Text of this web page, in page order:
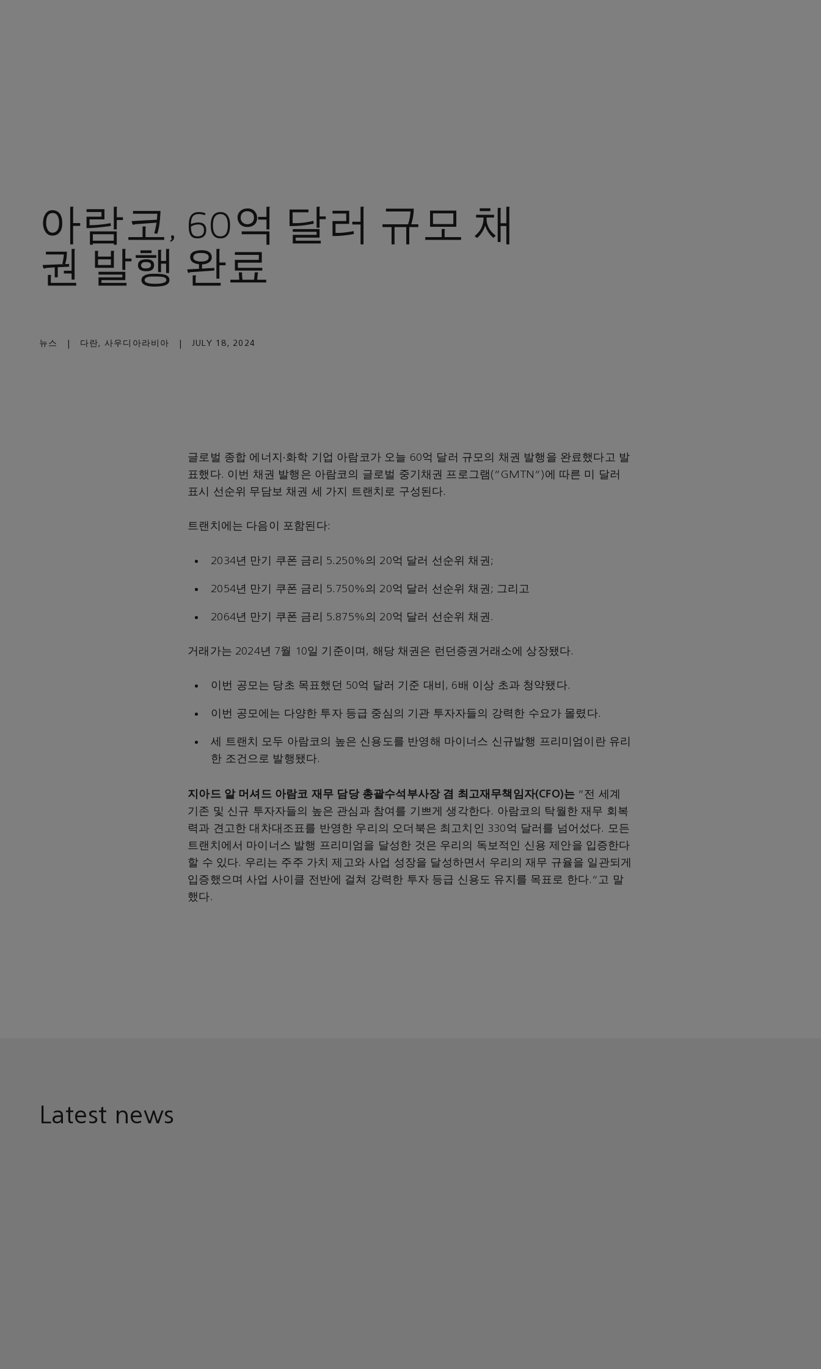
아람코, 60억 달러 규모 채
권 발행 완료
뉴스 다란, 사우디아라비아 JULY 18, 2024
글로벌 종합 에너지∙화학 기업 아람코가 오늘 60억 달러 규모의 채권 발행을 완료했다고 발
표했다. 이번 채권 발행은 아람코의 글로벌 중기채권 프로그램(“GMTN”)에 따른 미 달러
표시 선순위 무담보 채권 세 가지 트랜치로 구성된다.
트랜치에는 다음이 포함된다:
2034년 만기 쿠폰 금리 5.250%의 20억 달러 선순위 채권;
2054년 만기 쿠폰 금리 5.750%의 20억 달러 선순위 채권; 그리고
2064년 만기 쿠폰 금리 5.875%의 20억 달러 선순위 채권.
거래가는 2024년 7월 10일 기준이며, 해당 채권은 런던증권거래소에 상장됐다.
이번 공모는 당초 목표했던 50억 달러 기준 대비, 6배 이상 초과 청약됐다.
이번 공모에는 다양한 투자 등급 중심의 기관 투자자들의 강력한 수요가 몰렸다.
세 트랜치 모두 아람코의 높은 신용도를 반영해 마이너스 신규발행 프리미엄이란 유리
한 조건으로 발행됐다.
지아드 알 머셔드 아람코 재무 담당 총괄수석부사장 겸 최고재무책임자(CFO)는 “전 세계
기존 및 신규 투자자들의 높은 관심과 참여를 기쁘게 생각한다. 아람코의 탁월한 재무 회복
력과 견고한 대차대조표를 반영한 우리의 오더북은 최고치인 330억 달러를 넘어섰다. 모든
트랜치에서 마이너스 발행 프리미엄을 달성한 것은 우리의 독보적인 신용 제안을 입증한다
할 수 있다. 우리는 주주 가치 제고와 사업 성장을 달성하면서 우리의 재무 규율을 일관되게
입증했으며 사업 사이클 전반에 걸쳐 강력한 투자 등급 신용도 유지를 목표로 한다.”고 말
했다.
Latest news